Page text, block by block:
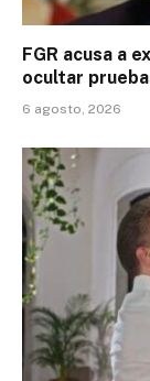
FGR acusa a
ocultar
6 agosto, 2026